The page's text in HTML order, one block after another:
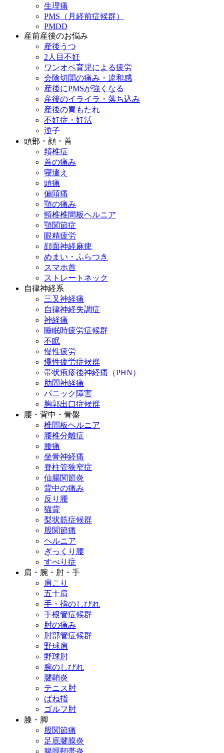
生理痛
PMS（月経前症候群）
PMDD
産前産後のお悩み
産後うつ
2人目不妊
ワンオペ育児による疲労
会陰切開の痛み・違和感
産後にPMSが強くなる
産後のイライラ・落ち込み
産後の胃もたれ
不妊症・妊活
逆子
頭部・顔・首
頚椎症
首の痛み
寝違え
頭痛
偏頭痛
顎の痛み
頸椎椎間板ヘルニア
顎関節症
眼精疲労
顔面神経麻痺
めまい・ふらつき
スマホ首
ストレートネック
自律神経系
三叉神経痛
自律神経失調症
神経痛
睡眠時疲労症候群
不眠
慢性疲労
慢性疲労症候群
帯状疱疹後神経痛（PHN）
肋間神経痛
パニック障害
胸郭出口症候群
腰・背中・骨盤
椎間板ヘルニア
腰椎分離症
腰痛
坐骨神経痛
脊柱管狭窄症
仙腸関節炎
背中の痛み
反り腰
猫背
梨状筋症候群
股関節痛
ヘルニア
ぎっくり腰
すべり症
肩・腕・肘・手
肩こり
五十肩
手・指のしびれ
手根管症候群
肘の痛み
肘部管症候群
野球肩
野球肘
腕のしびれ
腱鞘炎
テニス肘
ばね指
ゴルフ肘
膝・脚
股関節痛
足底腱膜炎
腸脛靭帯炎